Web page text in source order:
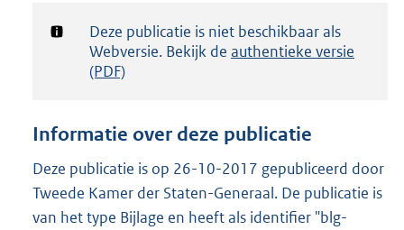
d
g
t
e
:
3
Notificatie:
Deze publicatie is niet beschikbaar als
Webversie. Bekijk de authentieke versie
(PDF)
Informatie over deze publicatie
Deze publicatie is op 26-10-2017 gepubliceerd door
Tweede Kamer der Staten-Generaal. De publicatie is
van het type Bijlage en heeft als identifier "blg-